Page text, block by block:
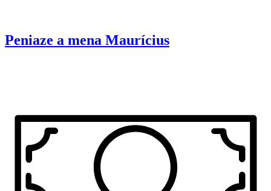
Peniaze a mena Maurícius